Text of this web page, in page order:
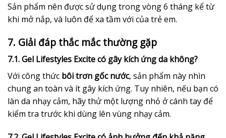
Sản phẩm nên được sử dụng trong vòng 6 tháng kể từ
khi mở nắp, và luôn để xa tầm với của trẻ em.
7. Giải đáp thắc mắc thường gặp
7.1. Gel Lifestyles Excite có gây kích ứng da không?
Với công thức bôi trơn gốc nước, sản phẩm này nhìn
chung an toàn và ít gây kích ứng. Tuy nhiên, nếu bạn có
làn da nhạy cảm, hãy thử một lượng nhỏ ở cánh tay để
kiểm tra trước khi dùng lên vùng nhạy cảm.